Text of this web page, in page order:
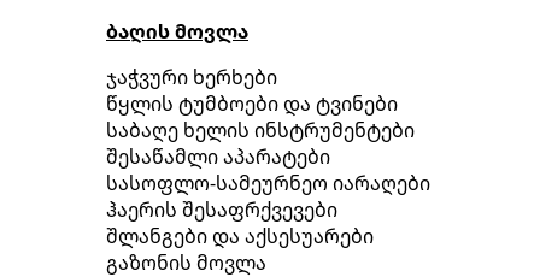
ბაღის მოვლა
ჯაჭვური ხერხები
წყლის ტუმბოები და ტვინები
საბაღე ხელის ინსტრუმენტები
შესაწამლი აპარატები
სასოფლო-სამეურნეო იარაღები
ჰაერის შესაფრქვევები
შლანგები და აქსესუარები
გაზონის მოვლა